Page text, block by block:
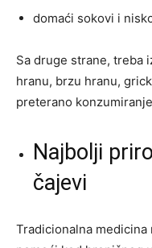
domaći sokovi i
Sa druge strane, treba
hranu, brzu hranu,
preterano
Najbolji
čajevi
Tradicionalna